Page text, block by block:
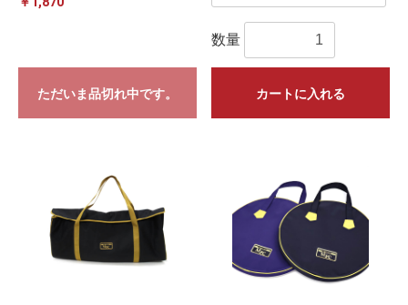
ただいま品切れ中です。
数量
カートに入れる